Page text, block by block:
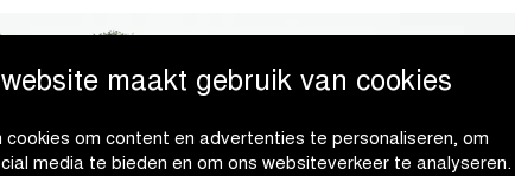
maakt gebruik van cookies
cookies om content en advertenties te personaliseren, om
media te bieden en om ons websiteverkeer te analyseren.